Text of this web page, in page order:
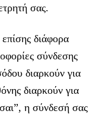
σας.
διάφορα
σύνδεσης
διαρκούν για
διαρκούν για
η σύνδεσή σας